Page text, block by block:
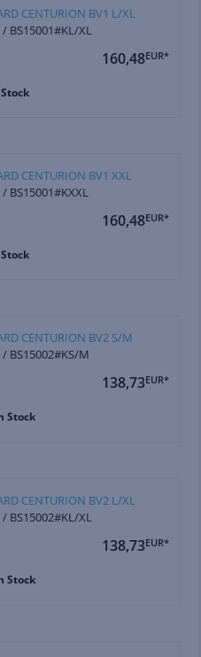
CENTURION BV1 L/XL
BS15001#KL/XL
160,48EUR*
CENTURION BV1 XXL
BS15001#KXXL
160,48EUR*
CENTURION BV2 S/M
BS15002#KS/M
138,73EUR*
Stock
CENTURION BV2 L/XL
BS15002#KL/XL
138,73EUR*
Stock